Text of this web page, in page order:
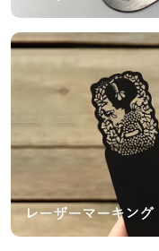
レーザーマーキング